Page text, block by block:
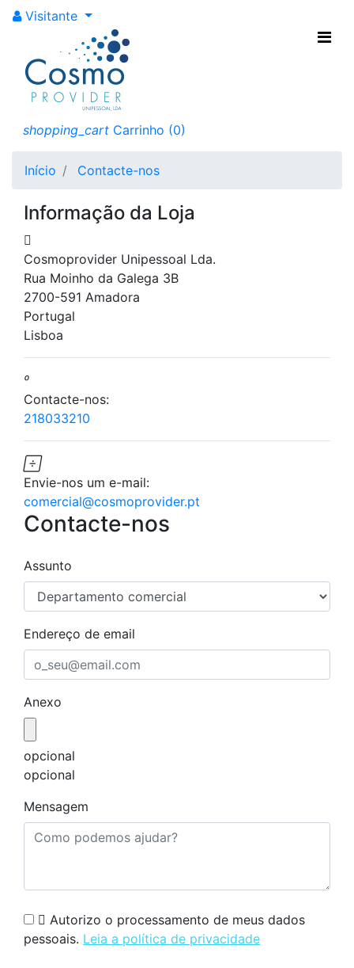
Visitante
shopping_cart Carrinho (0)
Início Contacte-nos
Contactos
Use o nosso formulário
Informação da Loja

Cosmoprovider Unipessoal Lda.
Rua Moinho da Galega 3B
2700-591 Amadora
Portugal
Lisboa

Contacte-nos:
218033210

Envie-nos um e-mail:
comercial@cosmoprovider.pt
Contacte-nos
Assunto
Endereço de email
Anexo
opcional
opcional
Mensagem
 Autorizo ​​o processamento de meus dados
pessoais. Leia a política de privacidade